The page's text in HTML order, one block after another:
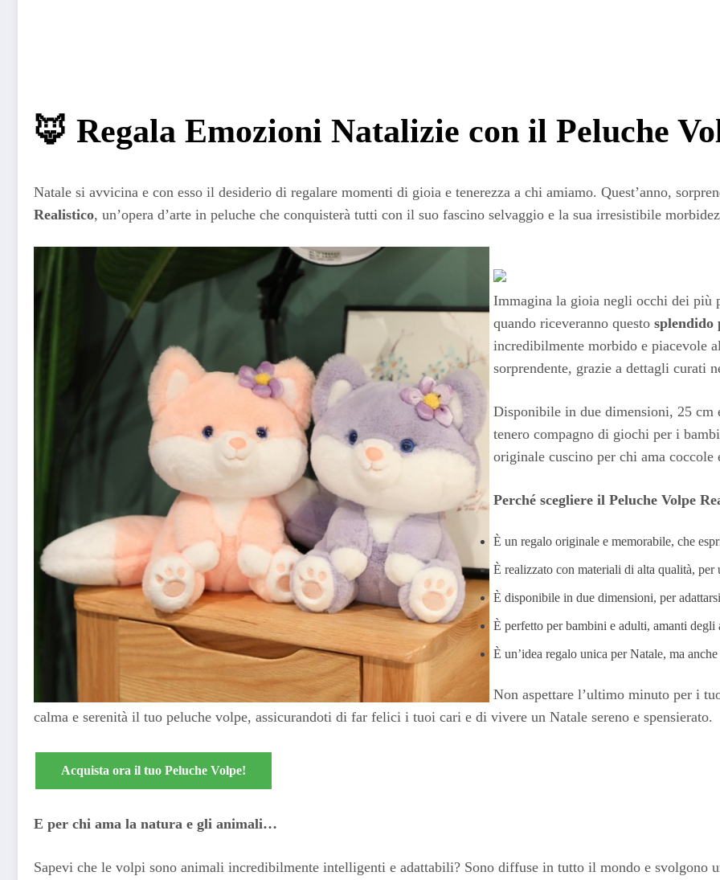
🦊 Regala Emozioni Natalizie con il Peluche
Natale si avvicina e con esso il desiderio di regalare momenti di gioia e tenerezza a chi amiamo. Quest’anno,
Realistico, un’opera d’arte in peluche che conquisterà tutti con il suo fascino selvaggio e la sua irresistibile
Immagina la gioia negli occhi dei più
quando riceveranno questo splendido
incredibilmente morbido e piacevole
sorprendente, grazie a dettagli curati
Disponibile in due dimensioni, 25 cm
tenero compagno di giochi per i
originale cuscino per chi ama coccole
Perché scegliere il Peluche Volpe
È un regalo originale e memorabile, che
È realizzato con materiali di alta qualità, per
È disponibile in due dimensioni, per
È perfetto per bambini e adulti, amanti degli
È un’idea regalo unica per Natale, ma
Non aspettare l’ultimo minuto per i
calma e serenità il tuo peluche volpe, assicurandoti di far felici i tuoi cari e di vivere un Natale sereno e spensierato.
Acquista ora il tuo Peluche Volpe!
E per chi ama la natura e gli animali…
Sapevi che le volpi sono animali incredibilmente intelligenti e adattabili? Sono diffuse in tutto il mondo e svolgono